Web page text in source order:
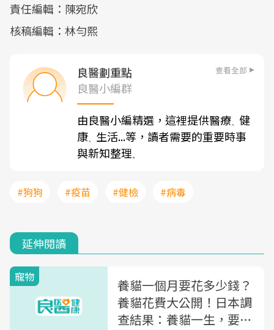
責任編輯：陳宛欣
核稿編輯：林勻熙
良醫劃重點 查看全部
良醫小編群
由良醫小編精選，這裡提供醫療、 健
康、 生活...等，讀者需要的重要時事
與新知整理。
#狗狗 #疫苗 #健檢 #病毒
延伸閱讀
寵物
養貓一個月要花多少錢？
養貓花費大公開！日本調
查結果：養貓一生，要花